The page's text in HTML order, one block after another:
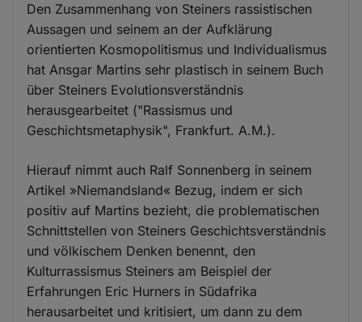
Den Zusammenhang von Steiners rassistischen
Aussagen und seinem an der Aufklärung
orientierten Kosmopolitismus und Individualismus
hat Ansgar Martins sehr plastisch in seinem Buch
über Steiners Evolutionsverständnis
herausgearbeitet ("Rassismus und
Geschichtsmetaphysik", Frankfurt. A.M.).
Hierauf nimmt auch Ralf Sonnenberg in seinem
Artikel »Niemandsland« Bezug, indem er sich
positiv auf Martins bezieht, die problematischen
Schnittstellen von Steiners Geschichtsverständnis
und völkischem Denken benennt, den
Kulturrassismus Steiners am Beispiel der
Erfahrungen Eric Hurners in Südafrika
herausarbeitet und kritisiert, um dann zu dem